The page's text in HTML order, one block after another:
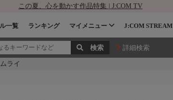
この夏、心を動かす作品特集 | J:COM TV
一覧 ランキング マイメニュー J:COM STREAM
詳細検索
ライ